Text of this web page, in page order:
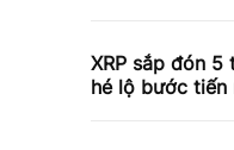
XRP sắp đón 5
hé lộ bước tiến